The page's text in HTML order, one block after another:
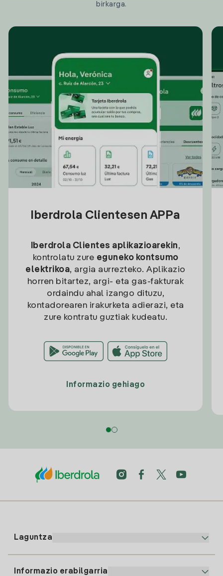
birkarga.
Iberdrola Clientesen APPa
Iberdrola Clientes aplikazioarekin,
kontrolatu zure eguneko kontsumo
elektrikoa, argia aurrezteko. Aplikazio
horren bitartez, argi- eta gas-fakturak
ordaindu ahal izango dituzu,
kontadorearen irakurketa adierazi, eta
zure kontratu guztiak kudeatu.
Informazio gehiago
Laguntza
Informazio erabilgarria